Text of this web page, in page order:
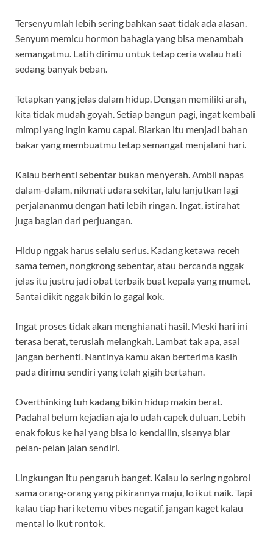
Tersenyumlah lebih sering bahkan saat tidak ada alasan.
Senyum memicu hormon bahagia yang bisa menambah
semangatmu. Latih dirimu untuk tetap ceria walau hati
sedang banyak beban.
Tetapkan yang jelas dalam hidup. Dengan memiliki arah,
kita tidak mudah goyah. Setiap bangun pagi, ingat kembali
mimpi yang ingin kamu capai. Biarkan itu menjadi bahan
bakar yang membuatmu tetap semangat menjalani hari.
Kalau berhenti sebentar bukan menyerah. Ambil napas
dalam-dalam, nikmati udara sekitar, lalu lanjutkan lagi
perjalananmu dengan hati lebih ringan. Ingat, istirahat
juga bagian dari perjuangan.
Hidup nggak harus selalu serius. Kadang ketawa receh
sama temen, nongkrong sebentar, atau bercanda nggak
jelas itu justru jadi obat terbaik buat kepala yang mumet.
Santai dikit nggak bikin lo gagal kok.
Ingat proses tidak akan menghianati hasil. Meski hari ini
terasa berat, teruslah melangkah. Lambat tak apa, asal
jangan berhenti. Nantinya kamu akan berterima kasih
pada dirimu sendiri yang telah gigih bertahan.
Overthinking tuh kadang bikin hidup makin berat.
Padahal belum kejadian aja lo udah capek duluan. Lebih
enak fokus ke hal yang bisa lo kendaliin, sisanya biar
pelan-pelan jalan sendiri.
Lingkungan itu pengaruh banget. Kalau lo sering ngobrol
sama orang-orang yang pikirannya maju, lo ikut naik. Tapi
kalau tiap hari ketemu vibes negatif, jangan kaget kalau
mental lo ikut rontok.